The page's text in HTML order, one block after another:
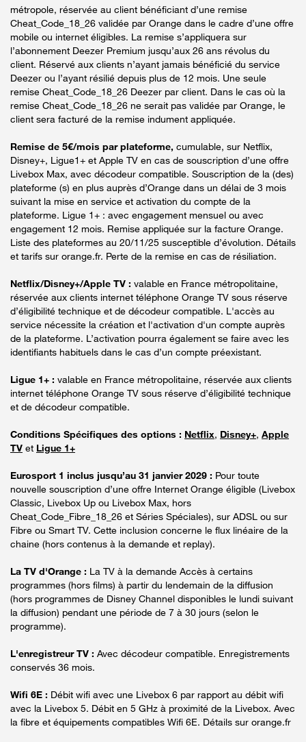
métropole, réservée au client bénéficiant d’une remise
Cheat_Code_18_26 validée par Orange dans le cadre d’une offre
mobile ou internet éligibles. La remise s’appliquera sur
l’abonnement Deezer Premium jusqu’aux 26 ans révolus du
client. Réservé aux clients n’ayant jamais bénéficié du service
Deezer ou l’ayant résilié depuis plus de 12 mois. Une seule
remise Cheat_Code_18_26 Deezer par client. Dans le cas où la
remise Cheat_Code_18_26 ne serait pas validée par Orange, le
client sera facturé de la remise indument appliquée.
Remise de 5€/mois par plateforme, cumulable, sur Netflix,
Disney+, Ligue1+ et Apple TV en cas de souscription d’une offre
Livebox Max, avec décodeur compatible. Souscription de la (des)
plateforme (s) en plus auprès d’Orange dans un délai de 3 mois
suivant la mise en service et activation du compte de la
plateforme. Ligue 1+ : avec engagement mensuel ou avec
engagement 12 mois. Remise appliquée sur la facture Orange.
Liste des plateformes au 20/11/25 susceptible d’évolution. Détails
et tarifs sur orange.fr. Perte de la remise en cas de résiliation.
Netflix/Disney+/Apple TV : valable en France métropolitaine,
réservée aux clients internet téléphone Orange TV sous réserve
d’éligibilité technique et de décodeur compatible. L'accès au
service nécessite la création et l'activation d'un compte auprès
de la plateforme. L’activation pourra également se faire avec les
identifiants habituels dans le cas d’un compte préexistant.
Ligue 1+ : valable en France métropolitaine, réservée aux clients
internet téléphone Orange TV sous réserve d’éligibilité technique
et de décodeur compatible.
Conditions Spécifiques des options : Netflix, Disney+, Apple
TV et Ligue 1+
Eurosport 1 inclus jusqu’au 31 janvier 2029 : Pour toute
nouvelle souscription d’une offre Internet Orange éligible (Livebox
Classic, Livebox Up ou Livebox Max, hors
Cheat_Code_Fibre_18_26 et Séries Spéciales), sur ADSL ou sur
Fibre ou Smart TV. Cette inclusion concerne le flux linéaire de la
chaine (hors contenus à la demande et replay).
La TV d'Orange : La TV à la demande Accès à certains
programmes (hors films) à partir du lendemain de la diffusion
(hors programmes de Disney Channel disponibles le lundi suivant
la diffusion) pendant une période de 7 à 30 jours (selon le
programme).
L'enregistreur TV : Avec décodeur compatible. Enregistrements
conservés 36 mois.
Wifi 6E : Débit wifi avec une Livebox 6 par rapport au débit wifi
avec la Livebox 5. Débit en 5 GHz à proximité de la Livebox. Avec
la fibre et équipements compatibles Wifi 6E. Détails sur orange.fr